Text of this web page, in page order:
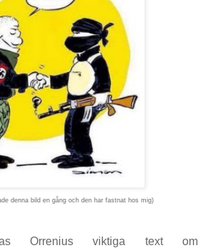
denna bild en gång och den har fastnat hos mig)
Orrenius viktiga text om